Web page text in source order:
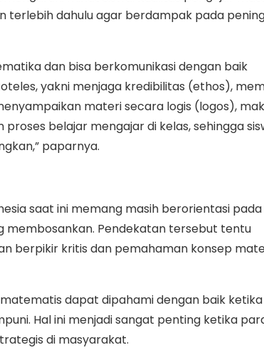
terlebih dahulu agar berdampak pada
dan bisa berkomunikasi dengan baik
yakni menjaga kredibilitas (ethos),
materi secara logis (logos),
belajar mengajar di kelas, sehingga
paparnya.
saat ini memang masih berorientasi
membosankan. Pendekatan tersebut tentu
berpikir kritis dan pemahaman konsep
dapat dipahami dengan baik
Hal ini menjadi sangat penting ketika
di masyarakat.